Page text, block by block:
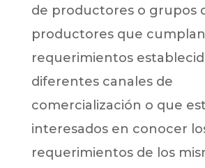
de productores o grupos
productores que
requerimientos
diferentes canales de
comercialización o que
interesados en conocer
requerimientos de los